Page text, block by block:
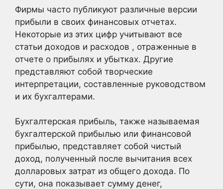
Фирмы часто публикуют различные версии
прибыли в своих финансовых отчетах.
Некоторые из этих цифр учитывают все
статьи доходов и расходов , отраженные в
отчете о прибылях и убытках. Другие
представляют собой творческие
интерпретации, составленные руководством
и их бухгалтерами.
Бухгалтерская прибыль, также называемая
бухгалтерской прибылью или финансовой
прибылью, представляет собой чистый
доход, полученный после вычитания всех
долларовых затрат из общего дохода. По
сути, она показывает сумму денег,